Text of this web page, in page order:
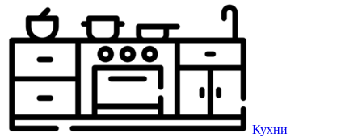
Кухни